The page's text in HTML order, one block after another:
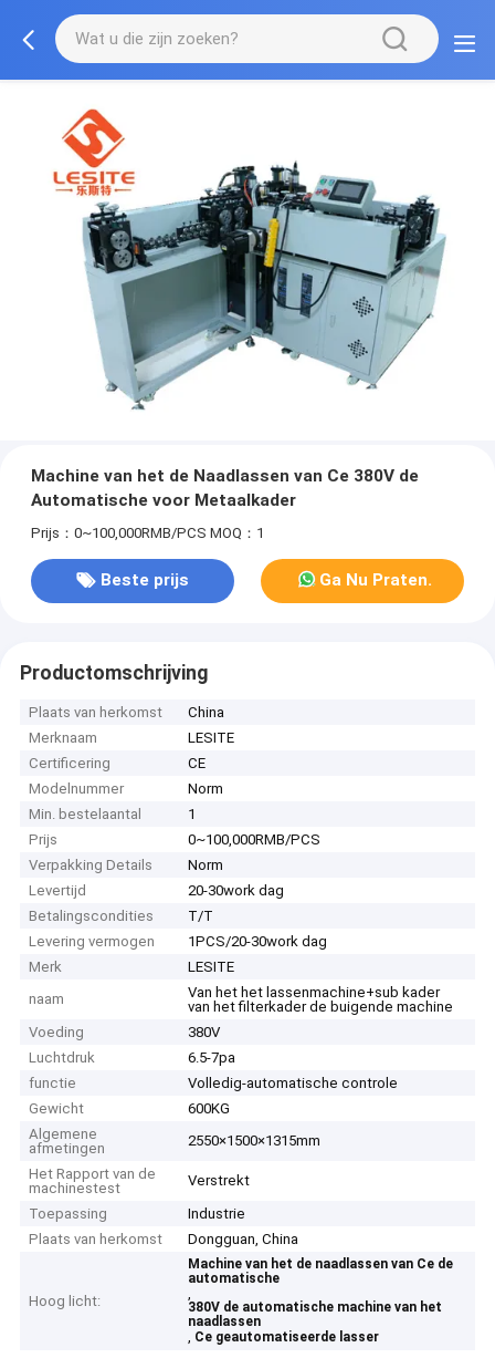
Machine van het de Naadlassen van Ce 380V de
Automatische voor Metaalkader
Prijs：0~100,000RMB/PCS MOQ：1
Beste prijs Ga Nu Praten.
Productomschrijving
Plaats van herkomst
China
Merknaam
LESITE
Certificering
CE
Modelnummer
Norm
Min. bestelaantal
1
Prijs
0~100,000RMB/PCS
Verpakking Details
Norm
Levertijd
20-30work dag
Betalingscondities
T/T
Levering vermogen
1PCS/20-30work dag
Merk
LESITE
naam
Van het het lassenmachine+sub kader
van het filterkader de buigende machine
Voeding
380V
Luchtdruk
6.5-7pa
functie
Volledig-automatische controle
Gewicht
600KG
Algemene
afmetingen
2550×1500×1315mm
Het Rapport van de
machinestest
Verstrekt
Toepassing
Industrie
Plaats van herkomst
Dongguan, China
Hoog licht:
Machine van het de naadlassen van Ce de
automatische
,
380V de automatische machine van het
naadlassen
, Ce geautomatiseerde lasser